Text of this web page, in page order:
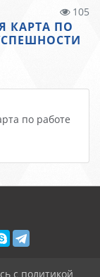
105
КАРТА ПО
по работе
с политикой